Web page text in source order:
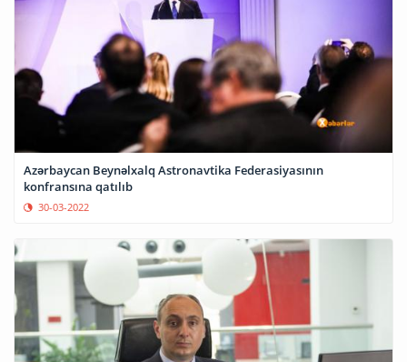
Azərbaycan Beynəlxalq Astronavtika Federasiyasının
konfransına qatılıb
30-03-2022